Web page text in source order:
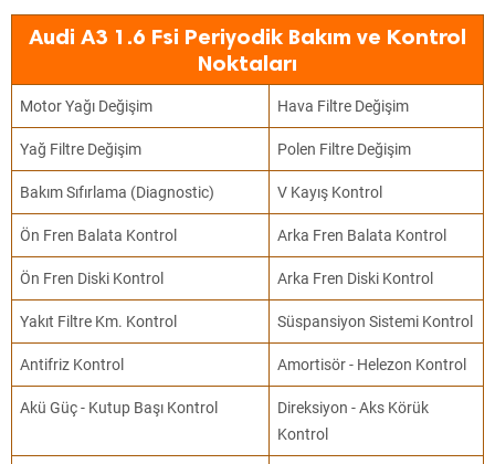
Audi A3 1.6 Fsi Periyodik Bakım ve Kontrol
Noktaları
Motor Yağı Değişim Hava Filtre Değişim
Yağ Filtre Değişim Polen Filtre Değişim
Bakım Sıfırlama (Diagnostic) V Kayış Kontrol
Ön Fren Balata Kontrol Arka Fren Balata Kontrol
Ön Fren Diski Kontrol Arka Fren Diski Kontrol
Yakıt Filtre Km. Kontrol Süspansiyon Sistemi Kontrol
Antifriz Kontrol Amortisör - Helezon Kontrol
Akü Güç - Kutup Başı Kontrol
Direksiyon - Aks Körük
Kontrol